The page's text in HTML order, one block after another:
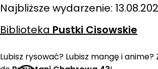
Najbliższe wydarzenie:
Biblioteka Pustki Cisowskie
Lubisz rysować? Lubisz mangę i